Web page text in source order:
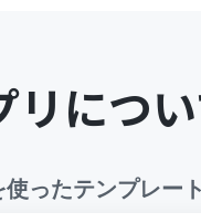
リにつ
使ったテンプレー